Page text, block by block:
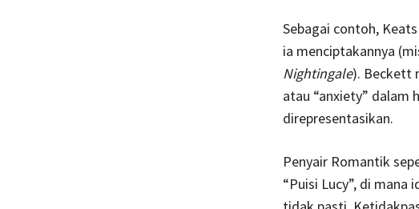
Sebagai contoh,
ia menciptakannya
Nightingale). Beckett
atau “anxiety” dalam
direpresentasikan.
Penyair Romantik
“Puisi Lucy”, di